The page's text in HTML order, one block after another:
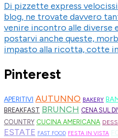
Di pizzette express
blog, ne trovate davvero
venire incontro alle diverse
postarvi anche queste,
impasto alla ricotta, cotte
Pinterest
APERITIVI AUTUNNO BAKERY
BREAKFAST BRUNCH CENA SUL
COUNTRY CUCINA AMERICANA
ESTATE FAST FOOD FESTA IN VISTA